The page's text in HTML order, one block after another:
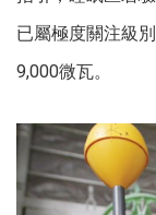
已屬極度關注級
9,000微瓦。